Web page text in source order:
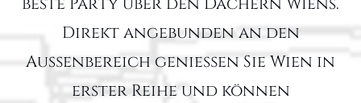
Direkt angebunden an den
Außenbereich genießen Sie Wien in
erster Reihe und können